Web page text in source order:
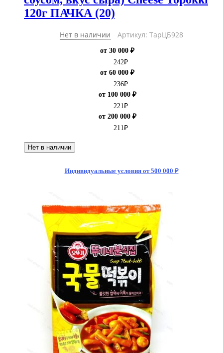
120г ПАЧКА (20)
Нет в наличии Артикул: ТарЦБ928
от 30 000 ₽
242₽
от 60 000 ₽
236₽
от 100 000 ₽
221₽
от 200 000 ₽
211₽
Нет в наличии
Индивидуальные условия от 500 000 ₽